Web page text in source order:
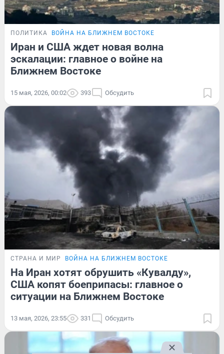
ПОЛИТИКА ВОЙНА НА БЛИЖНЕМ ВОСТОКЕ
Иран и США ждет новая волна
эскалации: главное о войне на
Ближнем Востоке
15 мая, 2026, 00:02 393 Обсудить
СТРАНА И МИР ВОЙНА НА БЛИЖНЕМ ВОСТОКЕ
На Иран хотят обрушить «Кувалду»,
США копят боеприпасы: главное о
ситуации на Ближнем Востоке
13 мая, 2026, 23:55 331 Обсудить